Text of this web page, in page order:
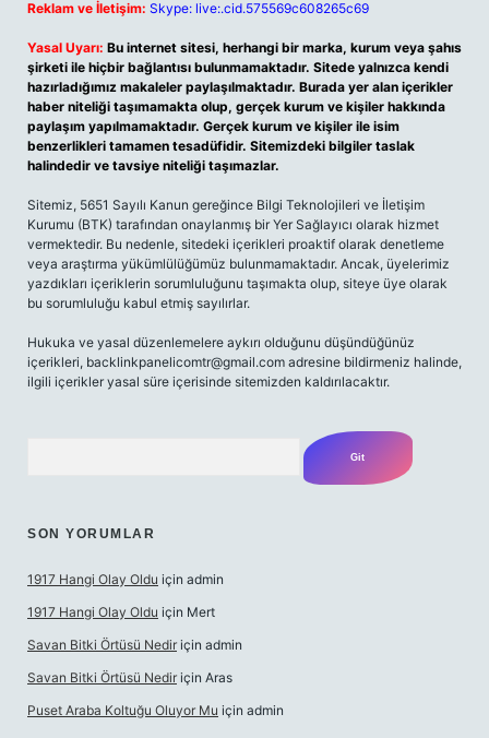
Reklam ve İletişim: Skype: live:.cid.575569c608265c69
Yasal Uyarı: Bu internet sitesi, herhangi bir marka, kurum veya şahıs
şirketi ile hiçbir bağlantısı bulunmamaktadır. Sitede yalnızca kendi
hazırladığımız makaleler paylaşılmaktadır. Burada yer alan içerikler
haber niteliği taşımamakta olup, gerçek kurum ve kişiler hakkında
paylaşım yapılmamaktadır. Gerçek kurum ve kişiler ile isim
benzerlikleri tamamen tesadüfidir. Sitemizdeki bilgiler taslak
halindedir ve tavsiye niteliği taşımazlar.
Sitemiz, 5651 Sayılı Kanun gereğince Bilgi Teknolojileri ve İletişim
Kurumu (BTK) tarafından onaylanmış bir Yer Sağlayıcı olarak hizmet
vermektedir. Bu nedenle, sitedeki içerikleri proaktif olarak denetleme
veya araştırma yükümlülüğümüz bulunmamaktadır. Ancak, üyelerimiz
yazdıkları içeriklerin sorumluluğunu taşımakta olup, siteye üye olarak
bu sorumluluğu kabul etmiş sayılırlar.
Hukuka ve yasal düzenlemelere aykırı olduğunu düşündüğünüz
içerikleri, backlinkpanelicomtr@gmail.com adresine bildirmeniz halinde,
ilgili içerikler yasal süre içerisinde sitemizden kaldırılacaktır.
SON YORUMLAR
1917 Hangi Olay Oldu için admin
1917 Hangi Olay Oldu için Mert
Savan Bitki Örtüsü Nedir için admin
Savan Bitki Örtüsü Nedir için Aras
Puset Araba Koltuğu Oluyor Mu için admin